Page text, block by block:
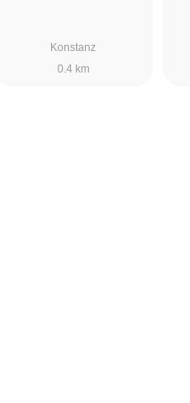
Konstanz
0.4 km